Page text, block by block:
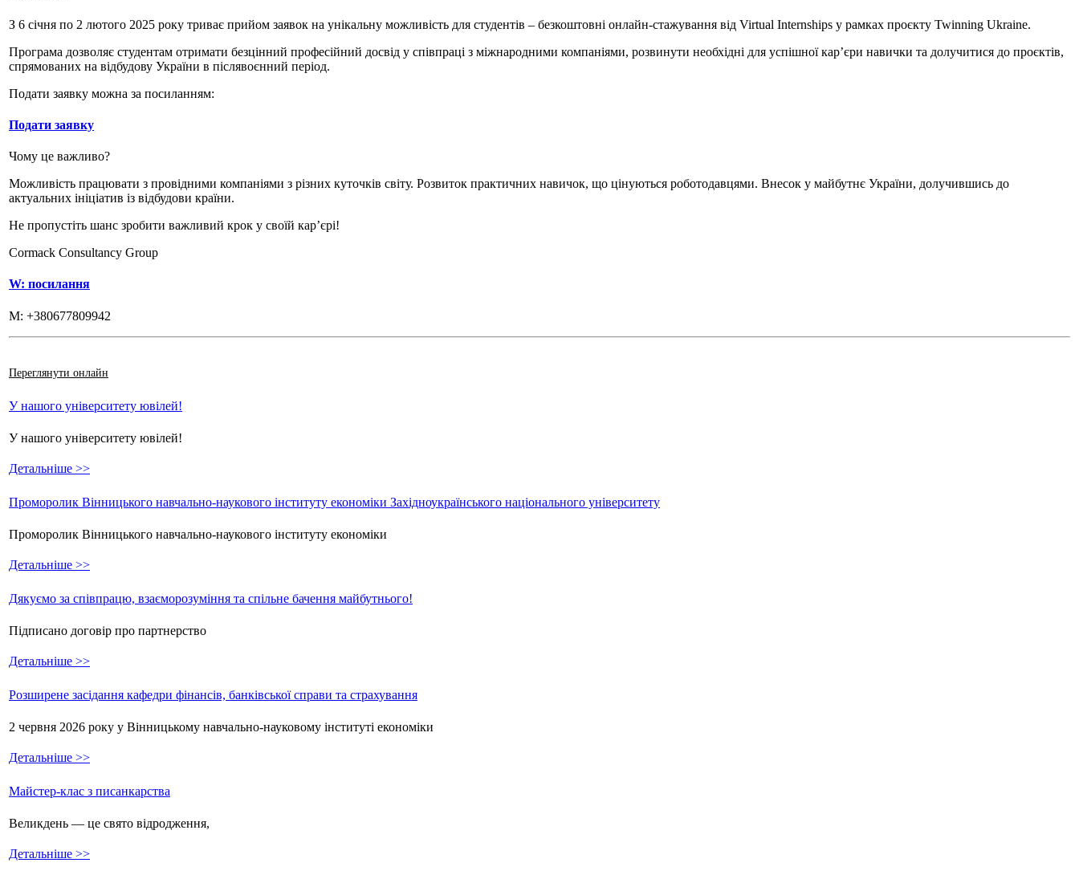
З 6 січня по 2 лютого 2025 року триває прийом заявок на унікальну можливість для студентів – безкоштовні онлайн-стажування від Virtual Internships у рамках проєкту Twinning Ukraine.
Програма дозволяє студентам отримати безцінний професійний досвід у співпраці з міжнародними компаніями, розвинути необхідні для успішної кар’єри навички та долучитися до проєктів,
спрямованих на відбудову України в післявоєнний період.
Подати заявку можна за посиланням:
Подати заявку
Чому це важливо?
Можливість працювати з провідними компаніями з різних куточків світу. Розвиток практичних навичок, що цінуються роботодавцями. Внесок у майбутнє України, долучившись до
актуальних ініціатив із відбудови країни.
Не пропустіть шанс зробити важливий крок у своїй кар’єрі!
Cormack Consultancy Group
W: посилання
M: +380677809942
Переглянути онлайн
У нашого університету ювілей!
У нашого університету ювілей!
Детальніше >>
Проморолик Вінницького навчально-наукового інституту економіки Західноукраїнського національного університету
Проморолик Вінницького навчально-наукового інституту економіки
Детальніше >>
Дякуємо за співпрацю, взаєморозуміння та спільне бачення майбутнього!
Підписано договір про партнерство
Детальніше >>
Розширене засідання кафедри фінансів, банківської справи та страхування
2 червня 2026 року у Вінницькому навчально-науковому інституті економіки
Детальніше >>
Майстер-клас з писанкарства
Великдень — це свято відродження,
Детальніше >>